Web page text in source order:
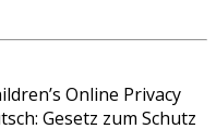
Online Privacy
Gesetz zum Schutz